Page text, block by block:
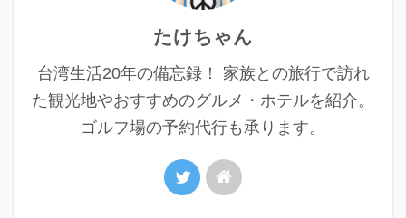
たけちゃん
台湾生活20年の備忘録！ 家族との旅行で訪れ
た観光地やおすすめのグルメ・ホテルを紹介。
ゴルフ場の予約代行も承ります。